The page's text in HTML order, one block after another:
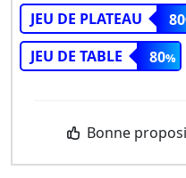
JEU DE PLATEAU
80
JEU DE TABLE
80
Bonne